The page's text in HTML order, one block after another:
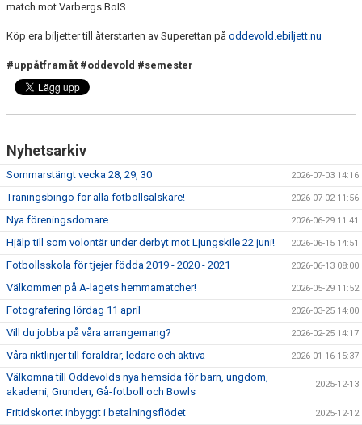
MATCHER
match mot Varbergs BoIS.
Köp era biljetter till återstarten av Superettan på oddevold.ebiljett.nu
#uppåtframåt #oddevold #semester
Nyhetsarkiv
Sommarstängt vecka 28, 29, 30 2026-07-03 14:16
Träningsbingo för alla fotbollsälskare! 2026-07-02 11:56
Nya föreningsdomare 2026-06-29 11:41
Hjälp till som volontär under derbyt mot Ljungskile 22 juni! 2026-06-15 14:51
Fotbollsskola för tjejer födda 2019 - 2020 - 2021 2026-06-13 08:00
Välkommen på A-lagets hemmamatcher! 2026-05-29 11:52
Fotografering lördag 11 april 2026-03-25 14:00
Vill du jobba på våra arrangemang? 2026-02-25 14:17
Våra riktlinjer till föräldrar, ledare och aktiva 2026-01-16 15:37
Välkomna till Oddevolds nya hemsida för barn, ungdom,
akademi, Grunden, Gå-fotboll och Bowls
2025-12-13
Fritidskortet inbyggt i betalningsflödet 2025-12-12